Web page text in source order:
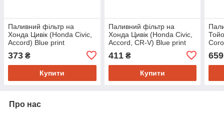
Паливний фільтр на
Хонда Цивік (Honda Civic,
Accord) Blue print
373 ₴
Купити
Паливний фільтр на
Хонда Цивік (Honda Civic,
Accord, CR-V) Blue print
411₴
Купити
659
Про нас